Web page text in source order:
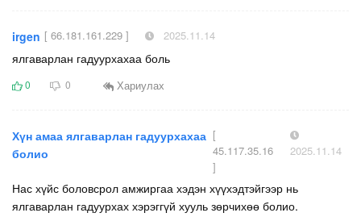
irgen [ 66.181.161.229 ] 2025.11.14
ялгаварлан гадуурхахаа боль
0 0 Хариулах
Хүн амаа ялгаварлан гадуурхахаа
болио
[
45.117.35.16
]
2025.11.14
Нас хүйс боловсрол амжиргаа хэдэн хүүхэдтэйгээр нь
ялгаварлан гадуурхах хэрэггүй хууль зөрчихөө болио.